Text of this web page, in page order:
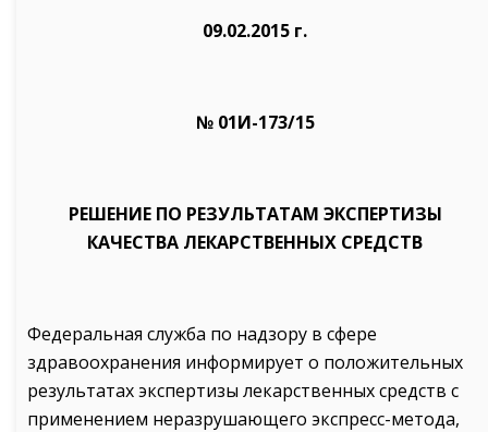
09.02.2015 г.
№ 01И-173/15
РЕШЕНИЕ ПО РЕЗУЛЬТАТАМ ЭКСПЕРТИЗЫ
КАЧЕСТВА ЛЕКАРСТВЕННЫХ СРЕДСТВ
Федеральная служба по надзору в сфере
здравоохранения информирует о положительных
результатах экспертизы лекарственных средств с
применением неразрушающего экспресс-метода,